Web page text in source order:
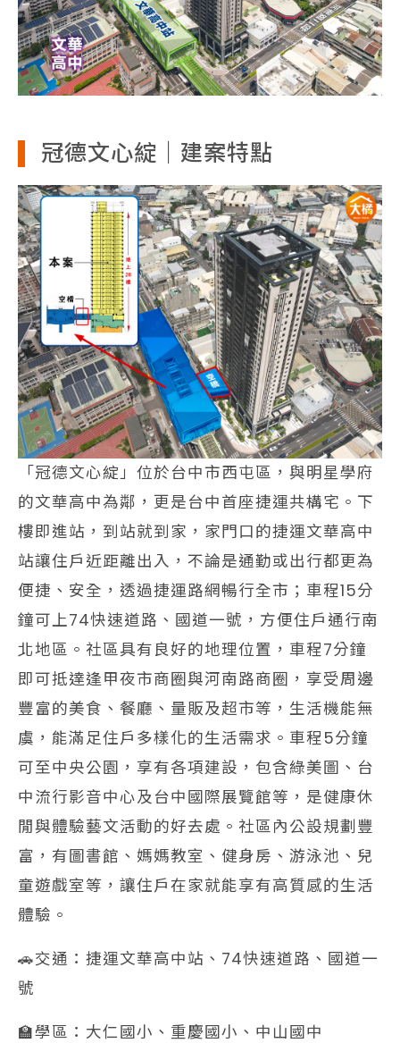
冠德文心綻｜建案特點
「冠德文心綻」位於台中市西屯區，與明星學府
的文華高中為鄰，更是台中首座捷運共構宅。下
樓即進站，到站就到家，家門口的捷運文華高中
站讓住戶近距離出入，不論是通勤或出行都更為
便捷、安全，透過捷運路網暢行全市；車程15分
鐘可上74快速道路、國道一號，方便住戶通行南
北地區。社區具有良好的地理位置，車程7分鐘
即可抵達逢甲夜市商圈與河南路商圈，享受周邊
豐富的美食、餐廳、量販及超市等，生活機能無
虞，能滿足住戶多樣化的生活需求。車程5分鐘
可至中央公園，享有各項建設，包含綠美圖、台
中流行影音中心及台中國際展覽館等，是健康休
閒與體驗藝文活動的好去處。社區內公設規劃豐
富，有圖書館、媽媽教室、健身房、游泳池、兒
童遊戲室等，讓住戶在家就能享有高質感的生活
體驗。
🚗交通：捷運文華高中站、74快速道路、國道一
號
🏫學區：大仁國小、重慶國小、中山國中